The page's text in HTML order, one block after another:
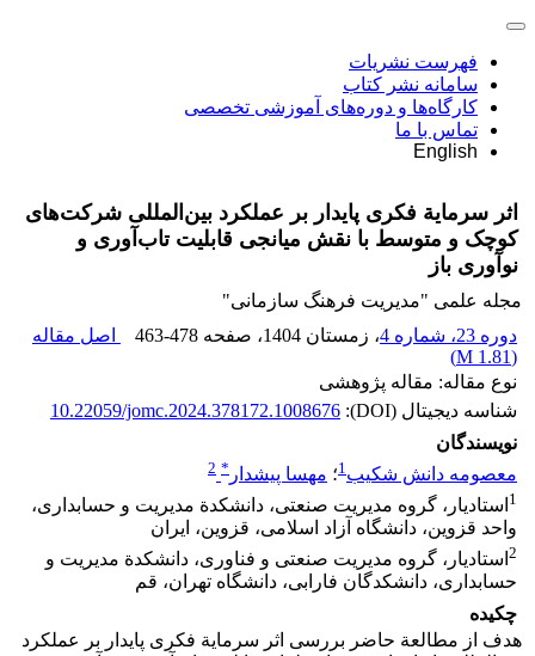
فهرست نشریات
سامانه نشر کتاب
کارگاه‌ها و دوره‌های آموزشی تخصصی
تماس با ما
English
اثر سرمایة فکری پایدار بر عملکرد بین‌المللی شرکت‌های
کوچک و متوسط با نقش میانجی قابلیت تاب‌آوری و
نوآوری باز
مجله علمی "مدیریت فرهنگ سازمانی"
دوره 23، شماره 4
، زمستان 1404 ، صفحه 463-478
اصل مقاله
(
1.81 M
)
نوع مقاله: مقاله پژوهشی
شناسه دیجیتال (DOI):
10.22059/jomc.2024.378172.1008676
نویسندگان
معصومه دانش شکیب1؛ مهسا پیشدار *
2
1 استادیار، گروه مدیریت صنعتی، دانشکدة مدیریت و حسابداری،
واحد قزوین، دانشگاه آزاد اسلامی، قزوین، ایران
2 استادیار، گروه مدیریت صنعتی و فناوری، دانشکدة مدیریت و
حسابداری، دانشکدگان فارابی، دانشگاه تهران، قم
چکیده
هدف از مطالعة حاضر بررسی اثر سرمایة فکری پایدار بر عملکرد